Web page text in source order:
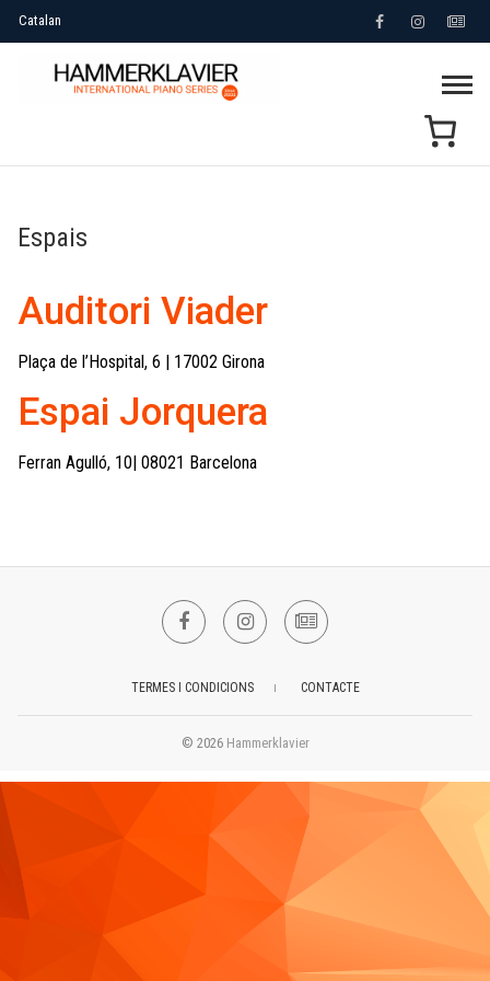
Skip
to
FacebookInstagram
Espais
Auditori Viader
Plaça de l’Hospital, 6 | 17002 Girona
Espai Jorquera
Ferran Agulló, 10| 08021 Barcelona
FacebookInstagramNEWSLETTER
TERMES I CONDICIONS CONTACTE
© 2026 Hammerklavier